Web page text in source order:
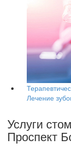
Лечение
Услуги
Проспект